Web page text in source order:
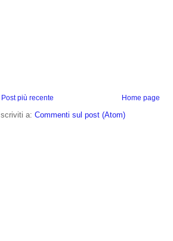
Post più recente Home page
Iscriviti a: Commenti sul post (Atom)